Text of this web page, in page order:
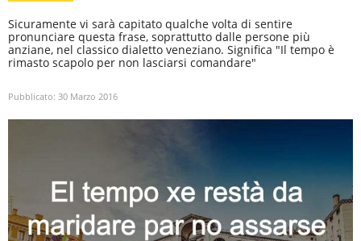
Sicuramente vi sarà capitato qualche volta di sentire
pronunciare questa frase, soprattutto dalle persone più
anziane, nel classico dialetto veneziano. Significa "Il tempo è
rimasto scapolo per non lasciarsi comandare"
Pubblicato: 30 Marzo 2016